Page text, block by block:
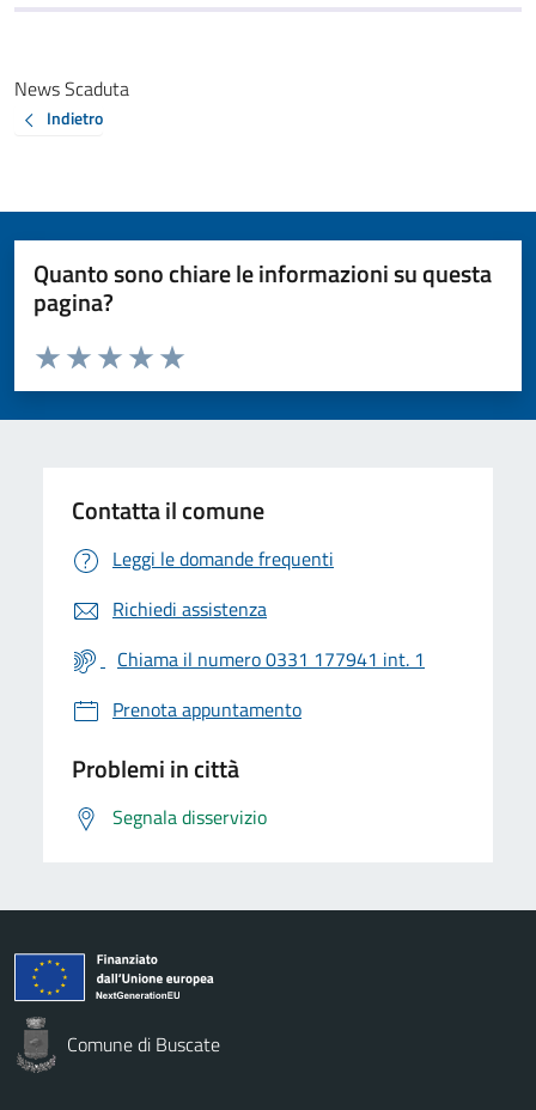
News Scaduta
Indietro
Quanto sono chiare le informazioni su questa
pagina?
Valuta da 1 a 5 stelle la pagina
Valuta 5 stelle su 5
Valuta 4 stelle su 5
Valuta 3 stelle su 5
Valuta 2 stelle su 5
Valuta 1 stelle su 5
Contatta il comune
Leggi le domande frequenti
Richiedi assistenza
Chiama il numero 0331 177941 int. 1
Prenota appuntamento
Problemi in città
Segnala disservizio
Comune di Buscate